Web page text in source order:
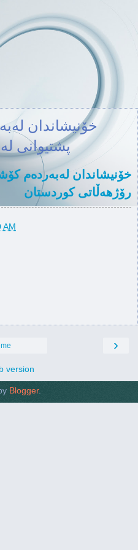
خۆنیشاندان
پشتیوانی
خۆنیشاندان لەبەردەم
رۆژهەڵاتی کوردستان
AM
›
version
Blogger.